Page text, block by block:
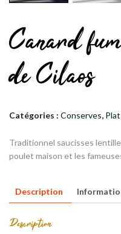
Canard
de Cilaos
Catégories : Conserves,
Traditionnel saucisses
poulet maison et les
Description
Description